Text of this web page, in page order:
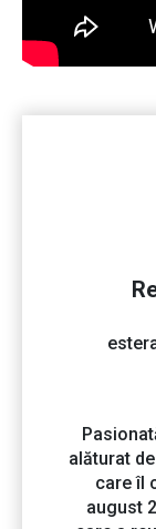
alăturat
care îl
august